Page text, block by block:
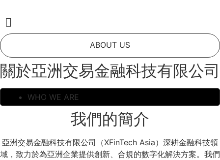
to
content
ABOUT US
關於亞洲交易金融科技有限公司
WHO WE ARE
我們的簡介
亞洲交易金融科技有限公司（XFinTech Asia）深耕金融科技領
域，致力於為亞洲企業提供創新、合規的數字化解決方案。我們